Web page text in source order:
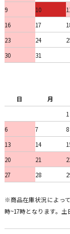
9
10
16
17
23
24
30
31
日
月
1
6
7 8
13
14
20
21
27
28
※商品在庫状況によっ
時~17時となります。土